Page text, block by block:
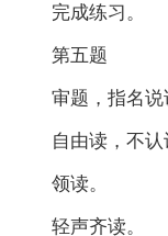
完成练习。
第五题
审题，指名说
自由读，不认
领读。
轻声齐读。